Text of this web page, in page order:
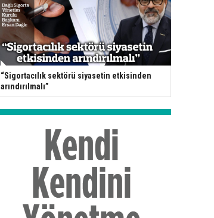
“Sigortacılık sektörü siyasetin etkisinden
arındırılmalı”